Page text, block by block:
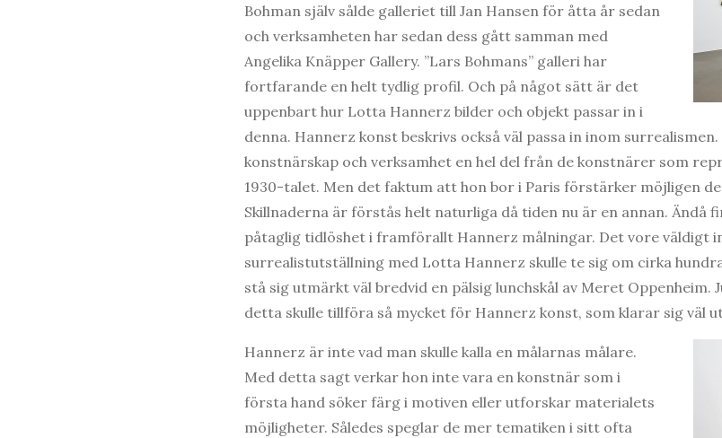
Bohman själv sålde galleriet till Jan Hansen för åtta år sedan
och verksamheten har sedan dess gått samman med
Angelika Knäpper Gallery. ”Lars Bohmans” galleri har
fortfarande en helt tydlig profil. Och på något sätt är det
uppenbart hur Lotta Hannerz bilder och objekt passar in i
denna. Hannerz konst beskrivs också väl passa in inom
konstnärskap och verksamhet en hel del från de konstnärer som
1930-talet. Men det faktum att hon bor i Paris förstärker möjligen
Skillnaderna är förstås helt naturliga då tiden nu är en annan. Ändå
påtaglig tidlöshet i framförallt Hannerz målningar. Det vore väldigt
surrealistutställning med Lotta Hannerz skulle te sig om cirka
stå sig utmärkt väl bredvid en pälsig lunchskål av Meret Oppenheim.
detta skulle tillföra så mycket för Hannerz konst, som klarar sig väl
Hannerz är inte vad man skulle kalla en målarnas målare.
Med detta sagt verkar hon inte vara en konstnär som i
första hand söker färg i motiven eller utforskar materialets
möjligheter. Således speglar de mer tematiken i sitt ofta